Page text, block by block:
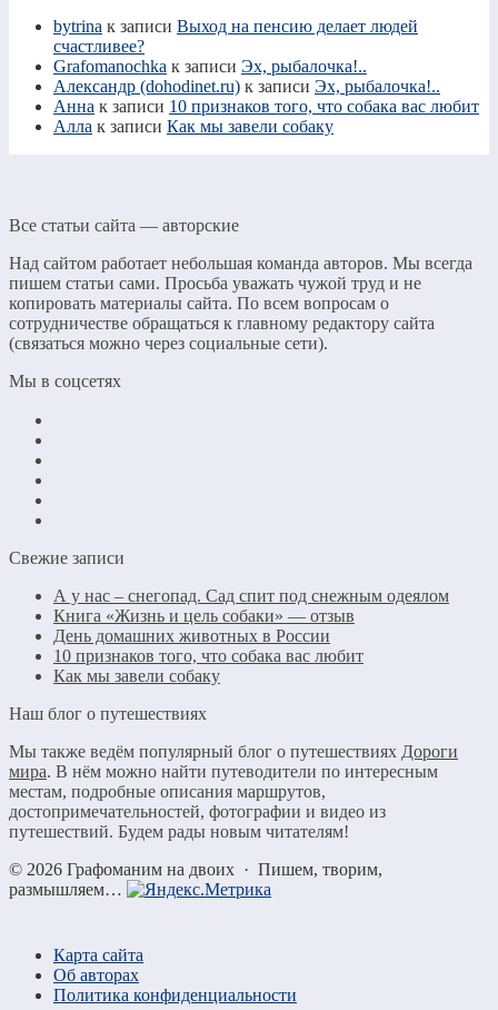
bytrina к записи Выход на пенсию делает людей
счастливее?
Grafomanochka к записи Эх, рыбалочка!..
Александр (dohodinet.ru) к записи Эх, рыбалочка!..
Анна к записи 10 признаков того, что собака вас любит
Алла к записи Как мы завели собаку
Все статьи сайта — авторские
Над сайтом работает небольшая команда авторов. Мы всегда
пишем статьи сами. Просьба уважать чужой труд и не
копировать материалы сайта. По всем вопросам о
сотрудничестве обращаться к главному редактору сайта
(связаться можно через социальные сети).
Мы в соцсетях
Свежие записи
А у нас – снегопад. Сад спит под снежным одеялом
Книга «Жизнь и цель собаки» — отзыв
День домашних животных в России
10 признаков того, что собака вас любит
Как мы завели собаку
Наш блог о путешествиях
Мы также ведём популярный блог о путешествиях Дороги
мира. В нём можно найти путеводители по интересным
местам, подробные описания маршрутов,
достопримечательностей, фотографии и видео из
путешествий. Будем рады новым читателям!
© 2026 Графоманим на двоих · Пишем, творим,
размышляем…
Карта сайта
Об авторах
Политика конфиденциальности